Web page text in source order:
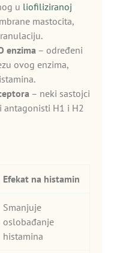
u liofiliziranoj
mastocita,
enzima – određeni
ovog enzima,
– neki sastojci
antagonisti H1 i H2
Efekat na histamin
Smanjuje
oslobađanje
histamina